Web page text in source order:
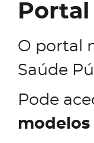
O portal
Saúde
Pode
modelos